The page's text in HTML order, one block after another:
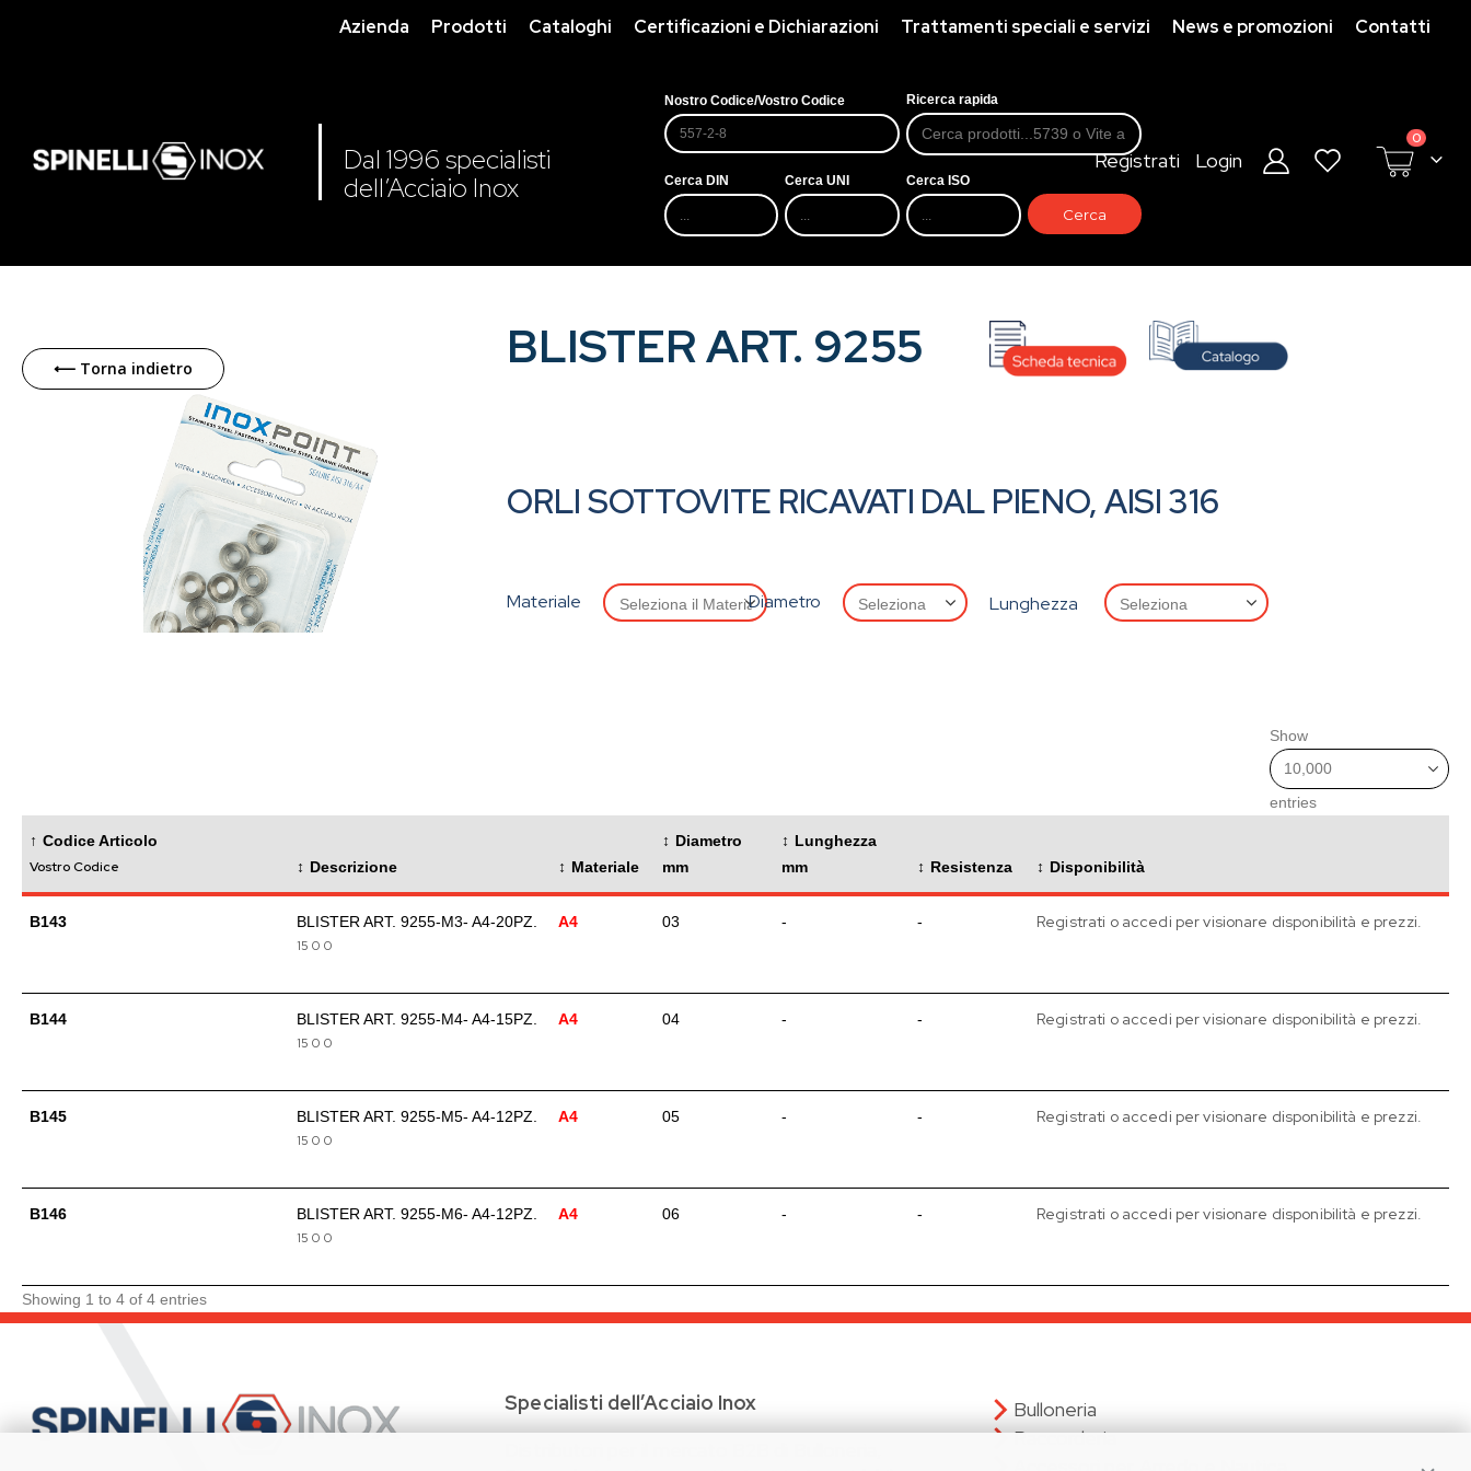
Azienda Prodotti Cataloghi Certificazioni e Dichiarazioni Trattamenti speciali e servizi News e promozioni Contatti
Dal 1996 specialisti
dell’Acciaio Inox
Nostro Codice/Vostro Codice Ricerca rapida
Cerca DIN Cerca UNI Cerca ISO
Registrati Login Cart
0prodotti
to
the
⟵ Torna indietro
ORLI SOTTOVITE RICAVATI DAL PIENO, AISI 316
BLISTER ART. 9255
Materiale Diametro Lunghezza
Show
entries
Codice Articolo
Vostro Codice
Descrizione Materiale
Diametro
mm
Lunghezza
mm
Resistenza Disponibilità
B143
BLISTER ART. 9255-M3- A4-20PZ.
150 0
A4 03 - - Registrati o accedi per visionare disponibilità e prezzi.
B144
BLISTER ART. 9255-M4- A4-15PZ.
150 0
A4 04 - - Registrati o accedi per visionare disponibilità e prezzi.
B145
BLISTER ART. 9255-M5- A4-12PZ.
150 0
A4 05 - - Registrati o accedi per visionare disponibilità e prezzi.
B146
BLISTER ART. 9255-M6- A4-12PZ.
150 0
A4 06 - - Registrati o accedi per visionare disponibilità e prezzi.
Showing 1 to 4 of 4 entries
Specialisti dell’Acciaio Inox
Bulloneria
Raccorderia